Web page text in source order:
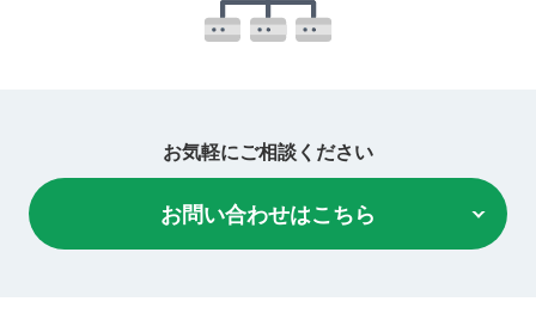
お気軽にご相談ください
お問い合わせはこちら